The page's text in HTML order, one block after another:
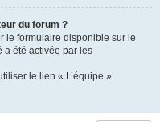
du forum ?
le formulaire disponible sur le
a été activée par les
le lien « L’équipe ».